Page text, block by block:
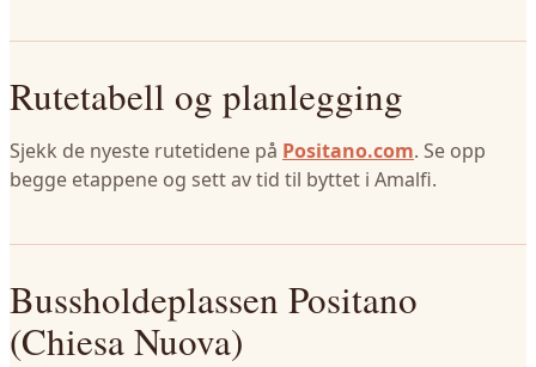
Rutetabell og planlegging
Sjekk de nyeste rutetidene på Positano.com. Se opp
begge etappene og sett av tid til byttet i Amalfi.
Bussholdeplassen Positano
(Chiesa Nuova)